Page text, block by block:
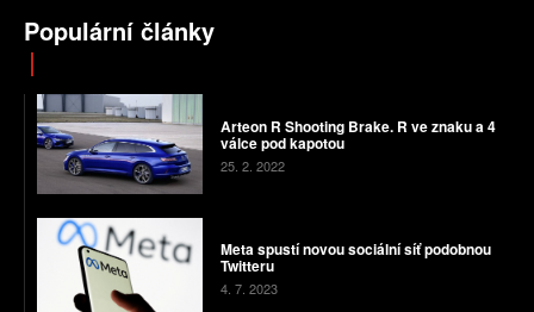
Populární články
Arteon R Shooting Brake. R ve znaku a 4
válce pod kapotou
25. 2. 2022
Meta spustí novou sociální síť podobnou
Twitteru
4. 7. 2023